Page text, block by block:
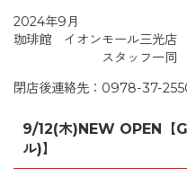
2024年9月
珈琲館 イオンモール三光店
スタッフ一同
閉店後連絡先：0978-37-
9/12(木)NEW OPEN【
ル)】